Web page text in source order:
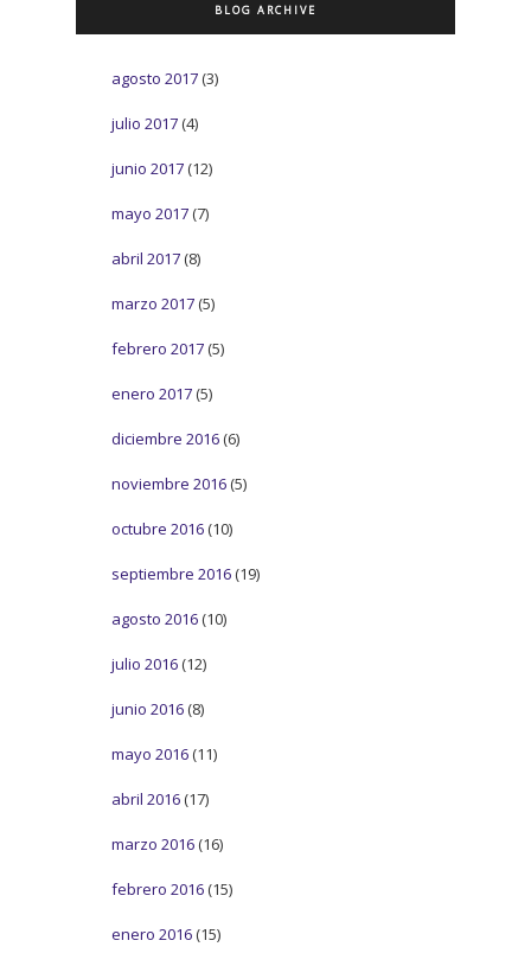
BLOG ARCHIVE
agosto 2017 (3)
julio 2017 (4)
junio 2017 (12)
mayo 2017 (7)
abril 2017 (8)
marzo 2017 (5)
febrero 2017 (5)
enero 2017 (5)
diciembre 2016 (6)
noviembre 2016 (5)
octubre 2016 (10)
septiembre 2016 (19)
agosto 2016 (10)
julio 2016 (12)
junio 2016 (8)
mayo 2016 (11)
abril 2016 (17)
marzo 2016 (16)
febrero 2016 (15)
enero 2016 (15)